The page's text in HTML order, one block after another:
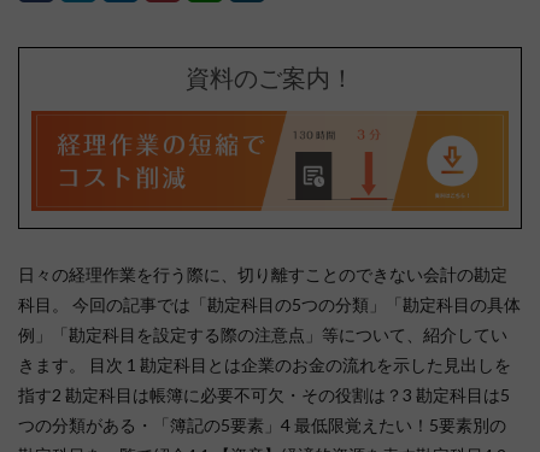
資料のご案内！
日々の経理作業を行う際に、切り離すことのできない会計の勘定
科目。 今回の記事では「勘定科目の5つの分類」「勘定科目の具体
例」「勘定科目を設定する際の注意点」等について、紹介してい
きます。 目次 1 勘定科目とは企業のお金の流れを示した見出しを
指す2 勘定科目は帳簿に必要不可欠・その役割は？3 勘定科目は5
つの分類がある・「簿記の5要素」4 最低限覚えたい！5要素別の